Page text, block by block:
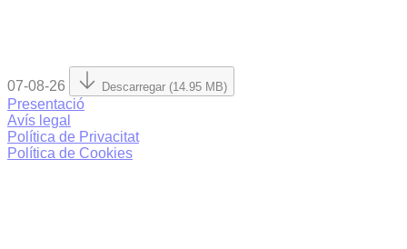
07-08-26 Descarregar (14.95 MB)
Presentació
Avís legal
Política de Privacitat
Política de Cookies